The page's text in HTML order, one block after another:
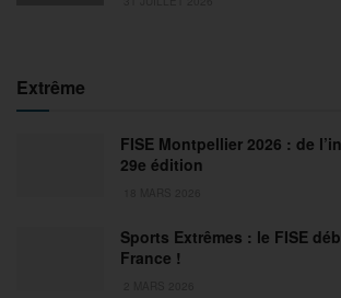
Extrême
FISE Montpellier 2026 : de
29e édition
Sports Extrêmes : le FISE
France !